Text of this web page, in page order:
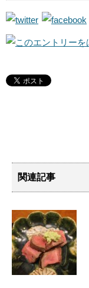
関連記事